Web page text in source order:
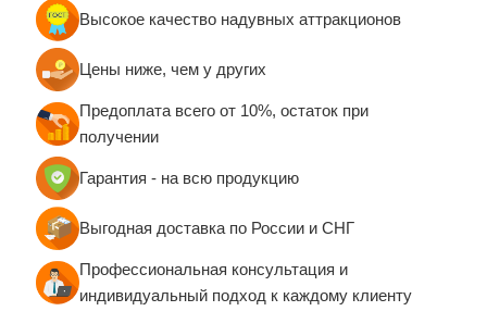
Высокое качество надувных аттракционов
Цены ниже, чем у других
Предоплата всего от 10%, остаток при
получении
Гарантия - на всю продукцию
Выгодная доставка по России и СНГ
Профессиональная консультация и
индивидуальный подход к каждому клиенту